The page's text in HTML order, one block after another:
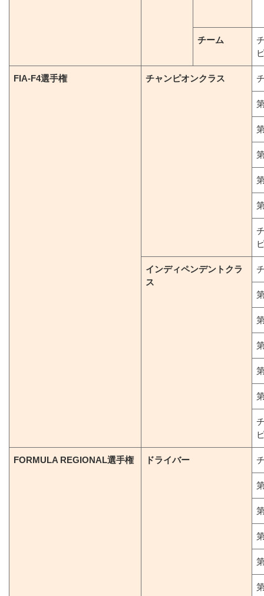
チーム
FIA-F4選手権 チャンピオンクラス
インディペンデントクラ
ス
FORMULA REGIONAL選手権 ドライバー